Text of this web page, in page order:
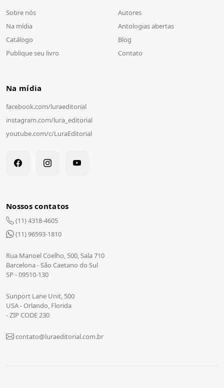
Sobre nós
Na mídia
Catálogo
Publique seu livro
Autores
Antologias abertas
Blog
Contato
Na mídia
facebook.com/luraeditorial
instagram.com/lura_editorial
youtube.com/c/LuraEditorial
Nossos contatos
(11) 4318-4605
(11) 96593-1810
Rua Manoel Coelho, 500, Sala 710
Barcelona - São Caetano do Sul
SP - 09510-130
Sunport Lane Unit, 500
USA - Orlando, Florida
- ZIP CODE 230
contato@luraeditorial.com.br